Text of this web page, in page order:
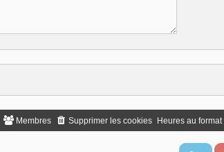
Heures au format
Supprimer les cookies
Membres